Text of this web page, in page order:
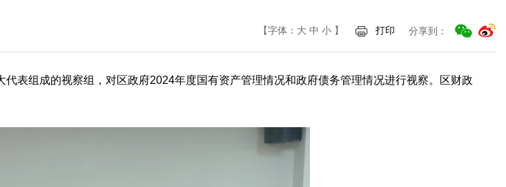
【字体： 大 中 小 】 打印 分享到：
表组成的视察组，对区政府2024年度国有资产管理情况和政府债务管理情况进行视察。区财政